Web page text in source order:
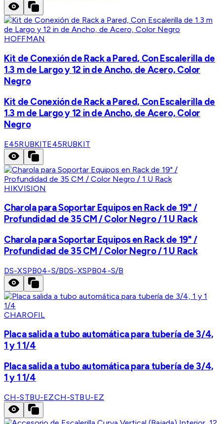
HOFFMAN
Kit de Conexión de Rack a Pared, Con Escalerilla de
1.3 m de Largo y 12 in de Ancho, de Acero, Color
Negro
Kit de Conexión de Rack a Pared, Con Escalerilla de
1.3 m de Largo y 12 in de Ancho, de Acero, Color
Negro
E45RUBKITE45RUBKIT
HIKVISION
Charola para Soportar Equipos en Rack de 19" /
Profundidad de 35 CM / Color Negro / 1 U Rack
Charola para Soportar Equipos en Rack de 19" /
Profundidad de 35 CM / Color Negro / 1 U Rack
DS-XSPB04-S/BDS-XSPB04-S/B
CHAROFIL
Placa salida a tubo automática para tubería de 3/4,
1 y 1 1/4
Placa salida a tubo automática para tubería de 3/4,
1 y 1 1/4
CH-STBU-EZCH-STBU-EZ